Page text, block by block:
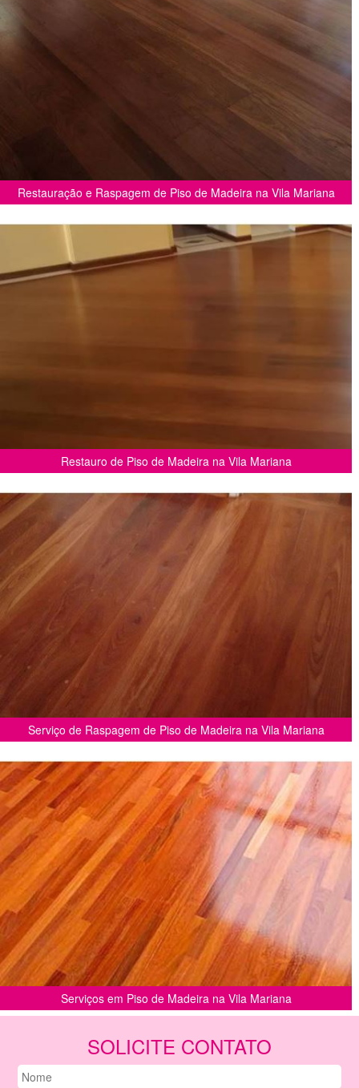
Restauração e Raspagem de Piso de Madeira na Vila Mariana
Restauro de Piso de Madeira na Vila Mariana
Serviço de Raspagem de Piso de Madeira na Vila Mariana
Serviços em Piso de Madeira na Vila Mariana
SOLICITE CONTATO